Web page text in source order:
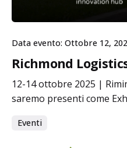
Data evento: Ottobre 12,
Richmond
12-14 ottobre 2025 |
saremo presenti come
Eventi